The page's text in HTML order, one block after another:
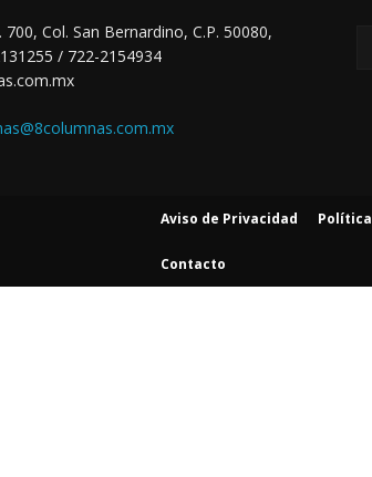
Col. San Bernardino, C.P. 50080,
/ 722-2154934
Aviso de Privacidad
Contacto